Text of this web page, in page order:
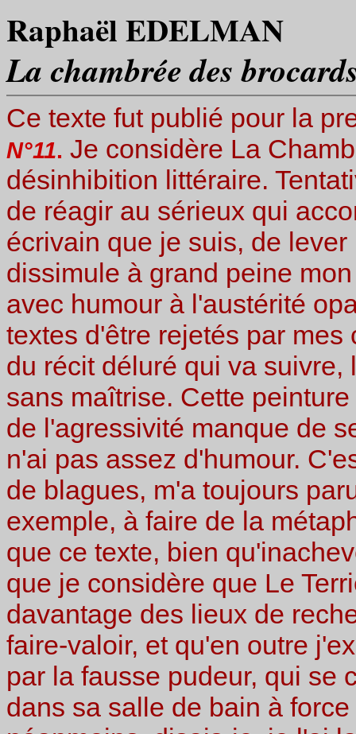
Raphaël EDELMAN
La chambrée des
Ce texte fut publié pour la
N°11. Je considère La
désinhibition littéraire.
de réagir au sérieux qui
écrivain que je suis, de
dissimule à grand peine
avec humour à l'austérité
textes d'être rejetés par
du récit déluré qui va
sans maîtrise. Cette
de l'agressivité manque de
n'ai pas assez d'humour.
de blagues, m'a toujours
exemple, à faire de la
que ce texte, bien
que je considère que Le
davantage des lieux de
faire-valoir, et qu'en outre
par la fausse pudeur, qui se
dans sa salle de bain à